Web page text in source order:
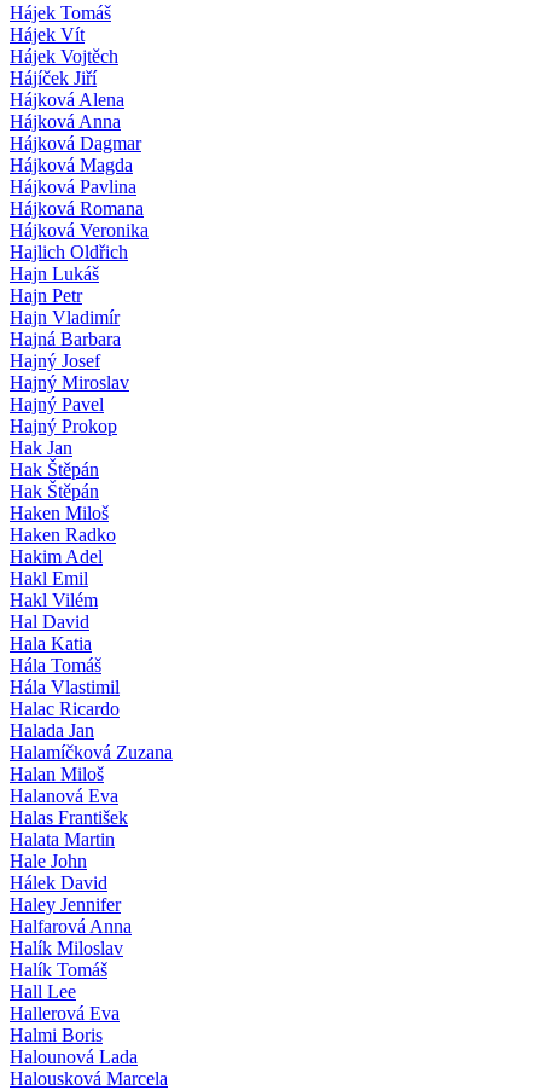
Hájek Tomáš
Hájek Vít
Hájek Vojtěch
Hájíček Jiří
Hájková Alena
Hájková Anna
Hájková Dagmar
Hájková Magda
Hájková Pavlina
Hájková Romana
Hájková Veronika
Hajlich Oldřich
Hajn Lukáš
Hajn Petr
Hajn Vladimír
Hajná Barbara
Hajný Josef
Hajný Miroslav
Hajný Pavel
Hajný Prokop
Hak Jan
Hak Štěpán
Hak Štěpán
Haken Miloš
Haken Radko
Hakim Adel
Hakl Emil
Hakl Vilém
Hal David
Hala Katia
Hála Tomáš
Hála Vlastimil
Halac Ricardo
Halada Jan
Halamíčková Zuzana
Halan Miloš
Halanová Eva
Halas František
Halata Martin
Hale John
Hálek David
Haley Jennifer
Halfarová Anna
Halík Miloslav
Halík Tomáš
Hall Lee
Hallerová Eva
Halmi Boris
Halounová Lada
Halousková Marcela